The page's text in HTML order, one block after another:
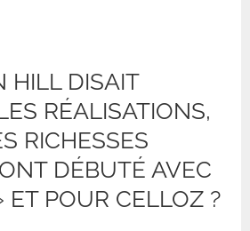
HILL DISAIT
RÉALISATIONS,
RICHESSES
DÉBUTÉ AVEC
ET POUR CELLOZ ?